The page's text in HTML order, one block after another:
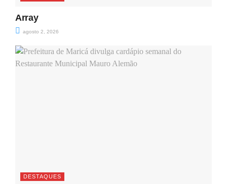
Array
agosto 2, 2026
DESTAQUES